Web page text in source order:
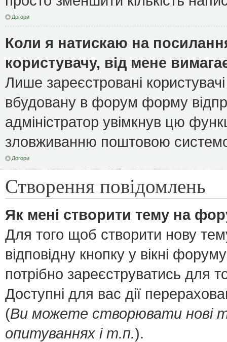
Догори
Коли я натискаю на
користувачу, від мене
Лише зареєстровані
вбудовану в форум форму
адміністратор увімкнув цю
зловживанню поштовою
Догори
Створення повідомлень
Як мені створити тему на
Для того щоб створити нову
відповідну кнопку у вікні
потрібно зареєструватись для
Доступні для вас дії
(Ви можете створювати нові
опитуваннях і т.п.).